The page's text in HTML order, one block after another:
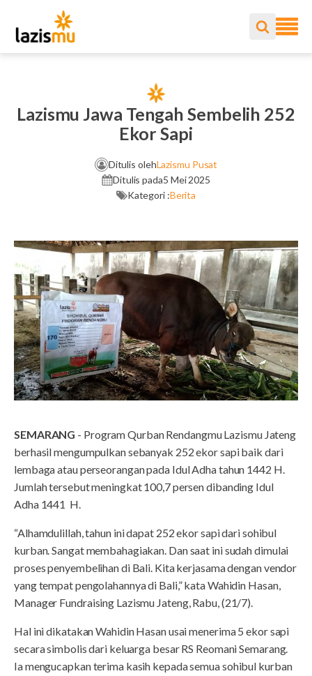
Lazismu Jawa Tengah Sembelih 252
Ekor Sapi
Ditulis olehLazismu Pusat
Ditulis pada5 Mei 2025
Kategori :Berita
SEMARANG - Program Qurban Rendangmu Lazismu Jateng
berhasil mengumpulkan sebanyak 252 ekor sapi baik dari
lembaga atau perseorangan pada Idul Adha tahun 1442 H.
Jumlah tersebut meningkat 100,7 persen dibanding Idul
Adha 1441 H.
“Alhamdulillah, tahun ini dapat 252 ekor sapi dari sohibul
kurban. Sangat membahagiakan. Dan saat ini sudah dimulai
proses penyembelihan di Bali. Kita kerjasama dengan vendor
yang tempat pengolahannya di Bali,” kata Wahidin Hasan,
Manager Fundraising Lazismu Jateng, Rabu, (21/7).
Hal ini dikatakan Wahidin Hasan usai menerima 5 ekor sapi
secara simbolis dari keluarga besar RS Reomani Semarang.
Ia mengucapkan terima kasih kepada semua sohibul kurban